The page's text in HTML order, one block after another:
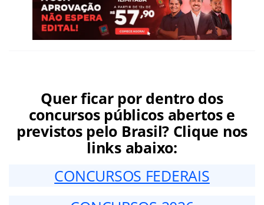
Quer ficar por dentro dos
concursos públicos abertos e
previstos pelo Brasil? Clique nos
links abaixo:
CONCURSOS FEDERAIS